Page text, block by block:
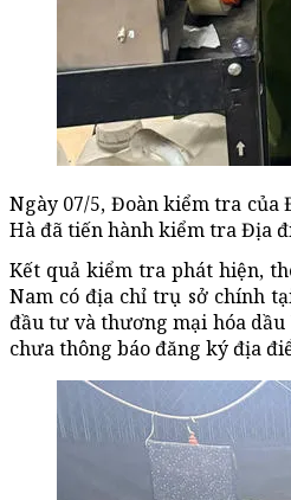
Ngày 07/5, Đoàn kiểm tra của
Hà đã tiến hành kiểm tra Địa
Kết quả kiểm tra phát hiện,
Nam có địa chỉ trụ sở chính
đầu tư và thương mại hóa
chưa thông báo đăng ký địa